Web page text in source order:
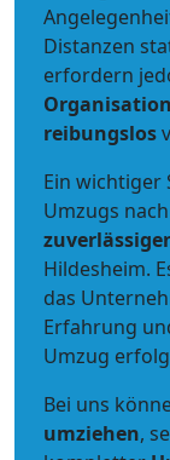
Distanzen
erfordern
Organisation
reibungslos
Ein wichtiger
Umzugs
Hildesheim.
das
Erfahrung
Umzug
Bei uns
umziehen,